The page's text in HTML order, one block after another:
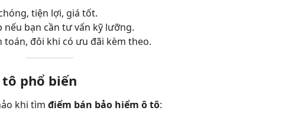
tiện lợi, giá tốt.
nếu bạn cần tư vấn kỹ lưỡng.
toán, đôi khi có ưu đãi kèm theo.
tô phổ biến
khi tìm điểm bán bảo hiểm ô tô: